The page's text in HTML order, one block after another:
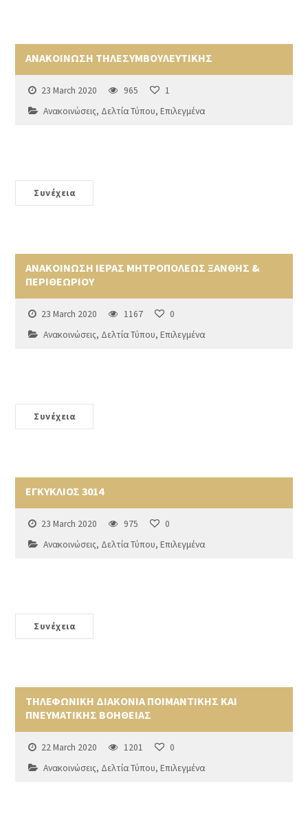
ΑΝΑΚΟΙΝΩΣΗ ΤΗΛΕΣΥΜΒΟΥΛΕΥΤΙΚΗΣ
23 March 2020 965
1
Ανακοινώσεις, Δελτία Τύπου,Επιλεγμένα
Συνέχεια
ΑΝΑΚΟΙΝΩΣΗ ΙΕΡΑΣ ΜΗΤΡΟΠΟΛΕΩΣ ΞΑΝΘΗΣ &
ΠΕΡΙΘΕΩΡΙΟΥ
23 March 2020 1167
0
Ανακοινώσεις, Δελτία Τύπου,Επιλεγμένα
Συνέχεια
ΕΓΚΥΚΛΙΟΣ 3014
23 March 2020 975
0
Ανακοινώσεις, Δελτία Τύπου,Επιλεγμένα
Συνέχεια
ΤΗΛΕΦΩΝΙΚΗ ΔΙΑΚΟΝΙΑ ΠΟΙΜΑΝΤΙΚΗΣ ΚΑΙ
ΠΝΕΥΜΑΤΙΚΗΣ ΒΟΗΘΕΙΑΣ
22 March 2020 1201
0
Ανακοινώσεις, Δελτία Τύπου,Επιλεγμένα